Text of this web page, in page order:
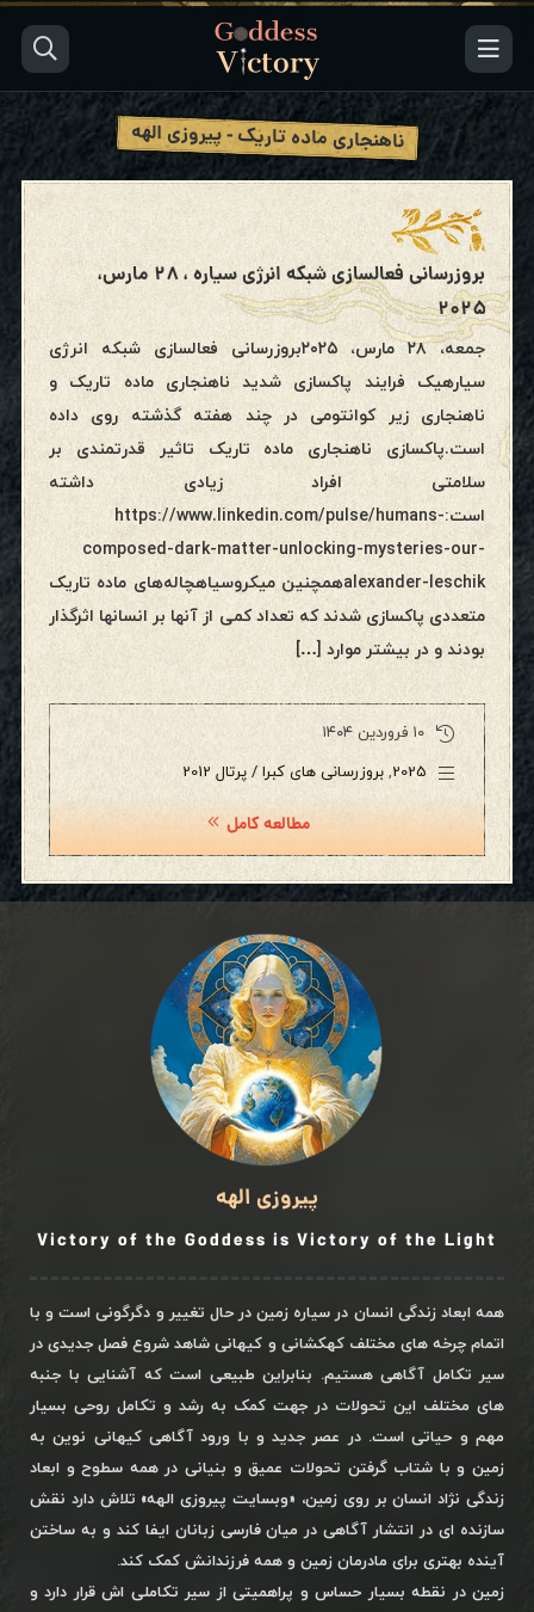
ناهنجاری ماده تاریک - پیروزی الهه
بروزرسانی فعالسازی شبکه انرژی سیاره ، ۲۸ مارس،
۲۰۲۵
جمعه، ۲۸ مارس، ۲۰۲۵بروزرسانی فعالسازی شبکه انرژی
سیارهیک فرایند پاکسازی شدید ناهنجاری ماده تاریک و
ناهنجاری زیر کوانتومی در چند هفته گذشته روی داده
است.پاکسازی ناهنجاری ماده تاریک تاثیر قدرتمندی بر
سلامتی افراد زیادی داشته
است:https://www.linkedin.com/pulse/humans-
composed-dark-matter-unlocking-mysteries-our-
alexander-leschikهمچنین میکروسیاهچاله‌های ماده تاریک
متعددی پاکسازی شدند که تعداد کمی از آنها بر انسانها اثرگذار
بودند و در بیشتر موارد […]
۱۰ فروردین ۱۴۰۴
2025
, بروزرسانی های کبرا / پرتال 2012
مطالعه کامل
پیروزی الهه
Victory of the Goddess is Victory of the Light
همه ابعاد زندگی انسان در سیاره زمین در حال تغییر و دگرگونی است و با
اتمام چرخه های مختلف کهکشانی و کیهانی شاهد شروع فصل جدیدی در
سیر تکامل آگاهی هستیم. بنابراین طبیعی است که آشنایی با جنبه
های مختلف این تحولات در جهت کمک به رشد و تکامل روحی بسیار
مهم و حیاتی است. در عصر جدید و با ورود آگاهی کیهانی نوین به
زمین و با شتاب گرفتن تحولات عمیق و بنیانی در همه سطوح و ابعاد
زندگی نژاد انسان بر روی زمین، «وبسایت پیروزی الهه» تلاش دارد نقش
سازنده ای در انتشار آگاهی در میان فارسی زبانان ایفا کند و به ساختن
آینده بهتری برای مادرمان زمین و همه فرزندانش کمک کند.
زمین در نقطه بسیار حساس و پراهمیتی از سیر تکاملی اش قرار دارد و